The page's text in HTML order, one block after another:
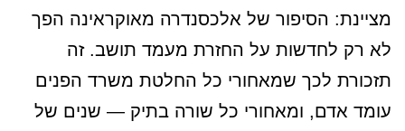
מציינת: הסיפור של אלכסנדרה מאוקראינה הפך
לא רק לחדשות על החזרת מעמד תושב. זה
תזכורת לכך שמאחורי כל החלטת משרד הפנים
עומד אדם, ומאחורי כל שורה בתיק — שנים של